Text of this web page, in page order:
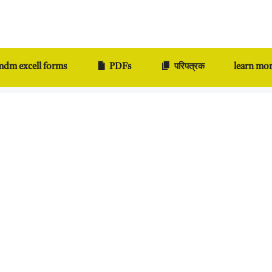
excell forms PDFs परिपत्रक learn